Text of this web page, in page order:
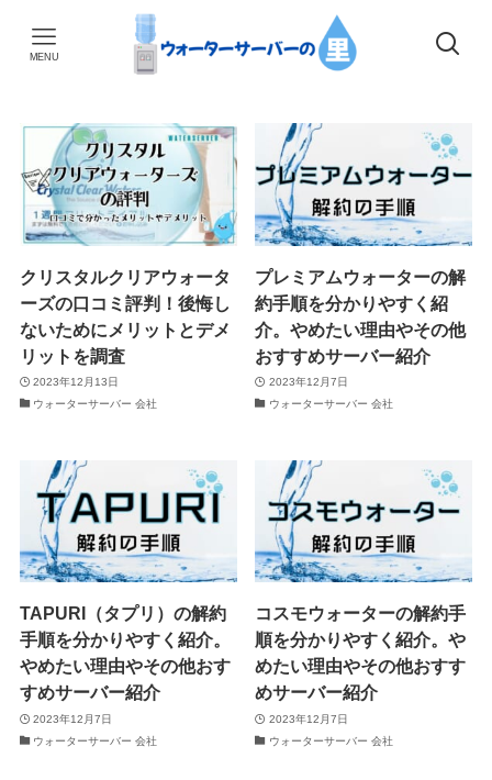
MENU
クリスタルクリアウォータ
ーズの口コミ評判！後悔し
ないためにメリットとデメ
リットを調査
2023年12月13日
ウォーターサーバー 会社
プレミアムウォーターの解
約手順を分かりやすく紹
介。やめたい理由やその他
おすすめサーバー紹介
2023年12月7日
ウォーターサーバー 会社
TAPURI（タプリ）の解約
手順を分かりやすく紹介。
やめたい理由やその他おす
すめサーバー紹介
2023年12月7日
ウォーターサーバー 会社
コスモウォーターの解約手
順を分かりやすく紹介。や
めたい理由やその他おすす
めサーバー紹介
2023年12月7日
ウォーターサーバー 会社